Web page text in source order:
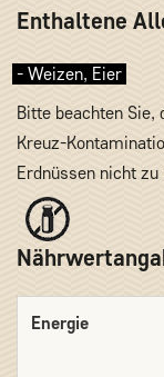
Enthaltene
- Weizen, Eier
Bitte beachten Sie,
Kreuz-
Erdnüssen nicht
Energie